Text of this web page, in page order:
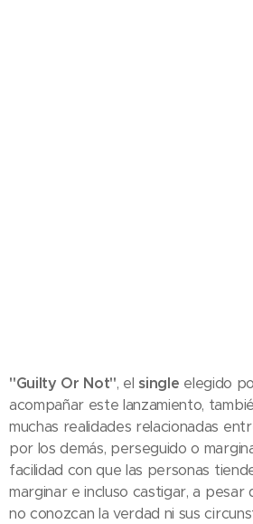
"Guilty Or Not", elsingle elegido
acompañar este lanzamiento,
muchas realidades relacionadas
por los demás, perseguido o
facilidad con que las personas
marginar e incluso castigar, a pesar
no conozcan la verdad ni sus